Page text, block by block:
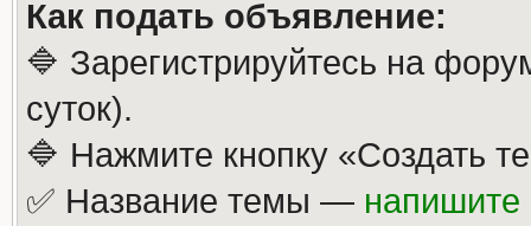
Как подать объявление:
🔷 Зарегистрируйтесь на
суток).
🔷 Нажмите кнопку «Создать
✅ Название темы — напишите